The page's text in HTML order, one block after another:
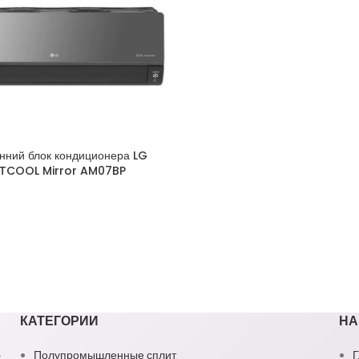
блок кондиционера LG
Mirror AM07BP
КАТЕГОРИИ
Полупромышленные сплит